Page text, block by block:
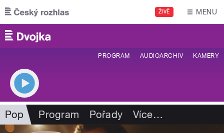
Přejít k hlavnímu obsahu
ŽIVĚ MENU
PROGRAM AUDIOARCHIV KAMERY
Pop Program Pořady Více…